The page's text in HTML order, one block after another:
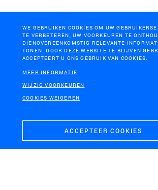
De Bloemenlinie
WE GEBRUIKEN COOKIES OM UW
TE VERBETEREN, UW VOORKEUREN TE
DIENOVEREENKOMSTIG RELEVANTE
TONEN. DOOR DEZE WEBSITE TE BLIJVEN
ACCEPTEERT U ONS GEBRUIK VAN COOKIES.
MEER INFORMATIE
WIJZIG VOORKEUREN
COOKIES WEIGEREN
ACCEPTEER COOKIES